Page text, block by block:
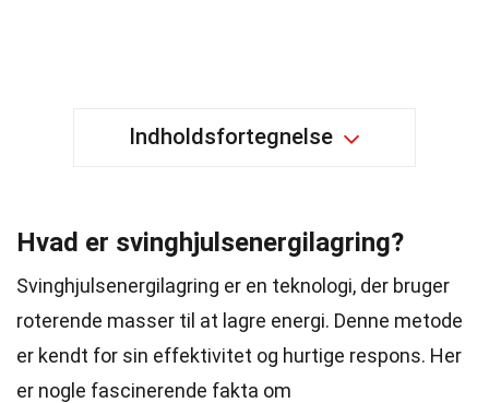
Indholdsfortegnelse
Hvad er svinghjulsenergilagring?
Svinghjulsenergilagring er en teknologi, der bruger
roterende masser til at lagre energi. Denne metode
er kendt for sin effektivitet og hurtige respons. Her
er nogle fascinerende fakta om